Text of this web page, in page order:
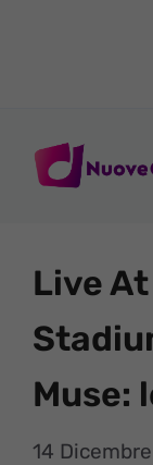
Live
Muse:
14